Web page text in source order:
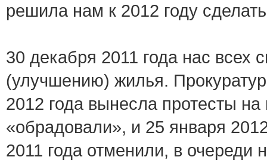
решила нам к 2012 году
30 декабря 2011 года нас всех
(улучшению) жилья.
2012 года вынесла протесты
«обрадовали», и 25 января
2011 года отменили, в очереди